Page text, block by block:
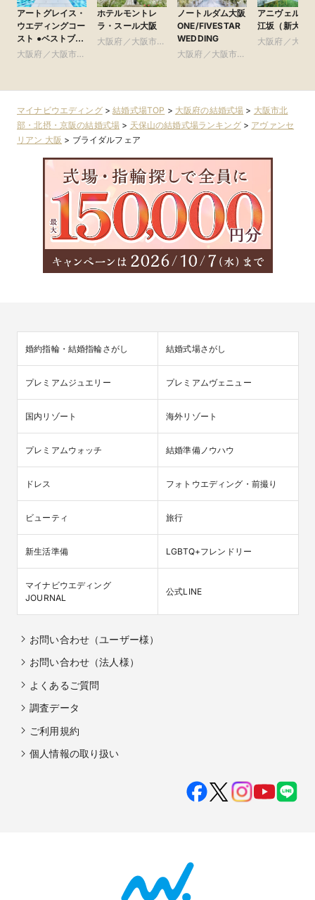
アートグレイス・
ウエディングコー
スト ●ベストブラ
イダル グループ
大阪府／大阪市南
ホテルモントレ
ラ・スール大阪
大阪府／大阪市北
ノートルダム大阪
ONE/FIVESTAR
WEDDING
大阪府／大阪市北
アニヴェルセ
江坂（新大阪
大阪府／大阪
マイナビウエディング>結婚式場TOP > 大阪府の結婚式場 > 大阪市北
部・北摂・京阪の結婚式場 > 天保山の結婚式場ランキング> アヴァンセ
リアン 大阪 > ブライダルフェア
婚約指輪・結婚指輪さがし 結婚式場さがし
プレミアムジュエリー プレミアムヴェニュー
国内リゾート 海外リゾート
プレミアムウォッチ 結婚準備ノウハウ
ドレス フォトウエディング・前撮り
ビューティ 旅行
新生活準備 LGBTQ+フレンドリー
マイナビウエディング
JOURNAL
公式LINE
お問い合わせ（ユーザー様）
お問い合わせ（法人様）
よくあるご質問
調査データ
ご利用規約
個人情報の取り扱い